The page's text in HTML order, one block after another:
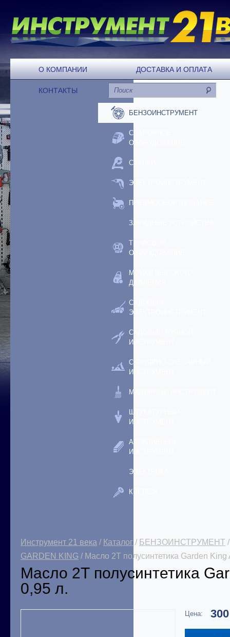
О КОМПАНИИ ДОСТАВКА И ОПЛАТА
КОНТАКТЫ
БЕНЗОИНСТРУМЕНТ
СВАРОЧНОЕ
ОБОРУДОВАНИЕ
СТАНКИ
ЭЛЕКТРОИНСТРУМЕНТ
ПНЕВМООБОРУДОВАНИЕ
ЗАРЯДНЫЕ УСТРОЙСТВА
ТЕПЛОВОЕ
ОБОРУДОВАНИЕ
МОЙКИ ВЫСОКОГО
ДАВЛЕНИЯ
САДОВЫЙ
ЭЛЕКТРОИНСТРУМЕНТ
САДОВЫЙ РУЧНОЙ
ИНСТРУМЕНТ
СТОЛЯРНО-СЛЕСАРНЫЙ
ИНСТРУМЕНТ
МАЛЯРНЫЙ ИНСТРУМЕНТ
ШТУКАТУРНЫЙ
ИНСТРУМЕНТ
АБРАЗИВНЫЙ
ИНСТРУМЕНТ
ЭЛЕКТРИКА
КРЕПЕЖ
Инструмент 21 века / Каталог / БЕНЗОИНСТРУМЕНТ
GARDEN KING / Масло 2Т полусинтетика Garden King
Масло 2Т полусинтетика
0,95 л.
Цена: